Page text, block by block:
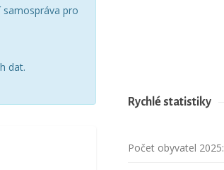
pro
dat.
Rychlé statistiky
Počet obyvatel 2025: